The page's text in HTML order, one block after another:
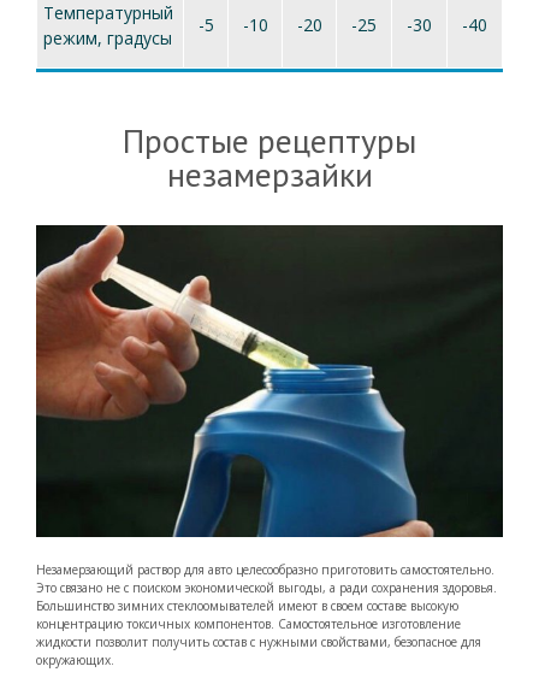
Температурный
режим, градусы
-5 -10 -20 -25 -30 -40
Простые рецептуры
незамерзайки
Незамерзающий раствор для авто целесообразно приготовить самостоятельно.
Это связано не с поиском экономической выгоды, а ради сохранения здоровья.
Большинство зимних стеклоомывателей имеют в своем составе высокую
концентрацию токсичных компонентов. Самостоятельное изготовление
жидкости позволит получить состав с нужными свойствами, безопасное для
окружающих.